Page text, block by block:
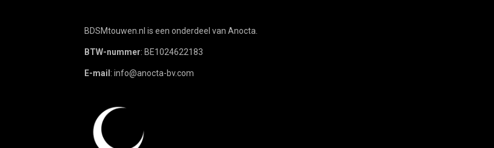
BDSMtouwen.nl is een onderdeel van Anocta.
BTW-nummer: BE1024622183
E-mail : info@anocta-bv.com